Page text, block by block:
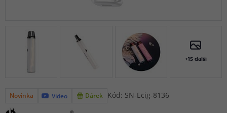
+15 další
Novinka Video Dárek Kód: SN-Ecig-8136